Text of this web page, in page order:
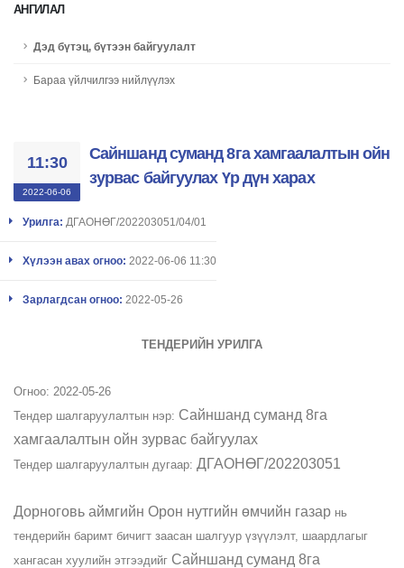
АНГИЛАЛ
Дэд бүтэц, бүтээн байгуулалт
Бараа үйлчилгээ нийлүүлэх
11:30
2022-06-06
Сайншанд суманд 8га хамгаалалтын ойн
зурвас байгуулах Үр дүн харах
Урилга: ДГАОНӨГ/202203051/04/01
Хүлээн авах огноо: 2022-06-06 11:30
Зарлагдсан огноо: 2022-05-26
ТЕНДЕРИЙН УРИЛГА
Огноо: 2022-05-26
​Тендер шалгаруулалтын нэр: Сайншанд суманд 8га
хамгаалалтын ойн зурвас байгуулах
​Тендер шалгаруулалтын дугаар: ДГАОНӨГ/202203051
Дорноговь аймгийн Орон нутгийн өмчийн газар нь
тендерийн баримт бичигт заасан шалгуур үзүүлэлт, шаардлагыг
хангасан хуулийн этгээдийг Сайншанд суманд 8га